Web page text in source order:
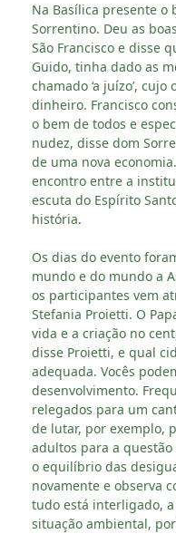
Na Basílica presente o
Sorrentino. Deu as
São Francisco e disse
Guido, tinha dado as
chamado ‘a juízo’,
dinheiro. Francisco
o bem de todos e
nudez, disse dom
de uma nova
encontro entre a
escuta do Espírito
história.
Os dias do evento
mundo e do mundo a
os participantes vem
Stefania Proietti. O
vida e a criação no
disse Proietti, e qual
adequada. Vocês
desenvolvimento.
relegados para um
de lutar, por exemplo,
adultos para a
o equilíbrio das
novamente e observa
tudo está interligado,
situação ambiental,